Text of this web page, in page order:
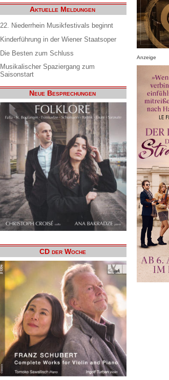
Aktuelle Meldungen
22. Niederrhein Musikfestivals beginnt
Kinderführung in der Wiener Staatsoper
Die Besten zum Schluss
Musikalischer Spaziergang zum
Saisonstart
Neue Besprechungen
CD der Woche
Anzeige